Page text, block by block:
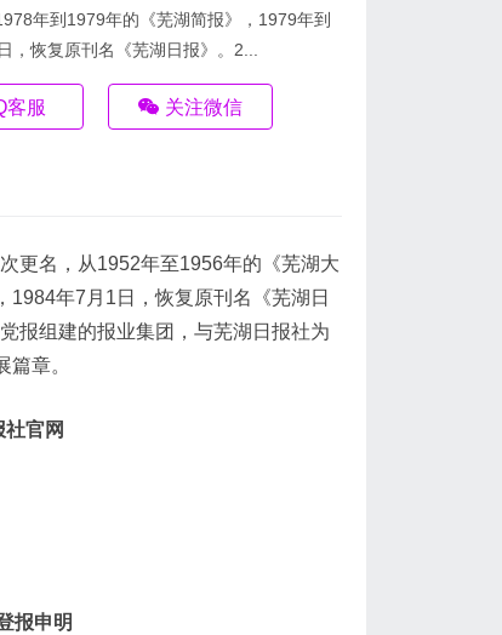
年到1979年的《芜湖简报》，1979年到
恢复原刊名《芜湖日报》。2...
客服 关注微信
更名，从1952年至1956年的《芜湖大
年7月1日，恢复原刊名《芜湖日
报组建的报业集团，与芜湖日报社为
章。
官网
报申明